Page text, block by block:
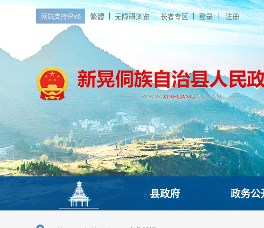
网站支持IPv6 繁體 无障碍浏览 长者专区 登录 注册
县政府 政务公